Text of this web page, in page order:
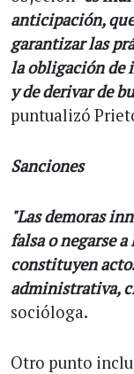
anticipación,
garantizar las
la obligación de
y de derivar de
puntualizó
Sanciones
"Las demoras
falsa o negarse
constituyen
administrativa,
socióloga.
Otro punto